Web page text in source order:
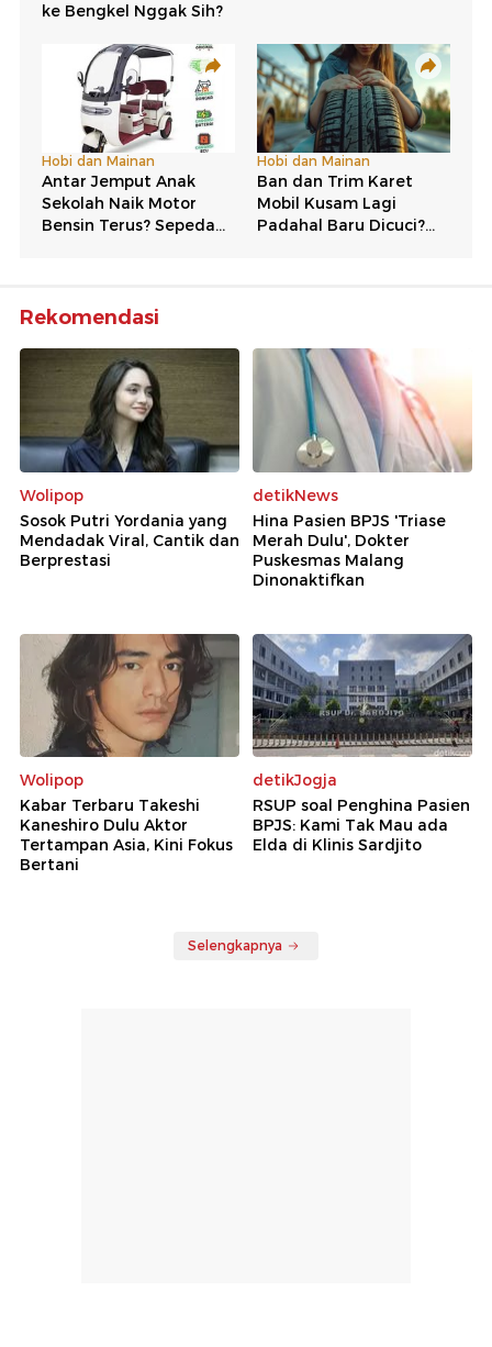
Rekomendasi
Wolipop
Sosok Putri Yordania yang
Mendadak Viral, Cantik dan
Berprestasi
detikNews
Hina Pasien BPJS 'Triase
Merah Dulu', Dokter
Puskesmas Malang
Dinonaktifkan
Wolipop
Kabar Terbaru Takeshi
Kaneshiro Dulu Aktor
Tertampan Asia, Kini Fokus
Bertani
detikJogja
RSUP soal Penghina Pasien
BPJS: Kami Tak Mau ada
Elda di Klinis Sardjito
Selengkapnya